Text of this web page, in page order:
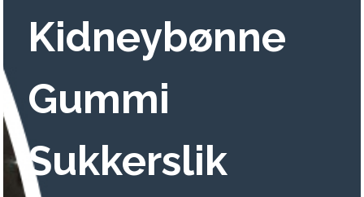
Kidneybønne
Gummi
Sukkerslik